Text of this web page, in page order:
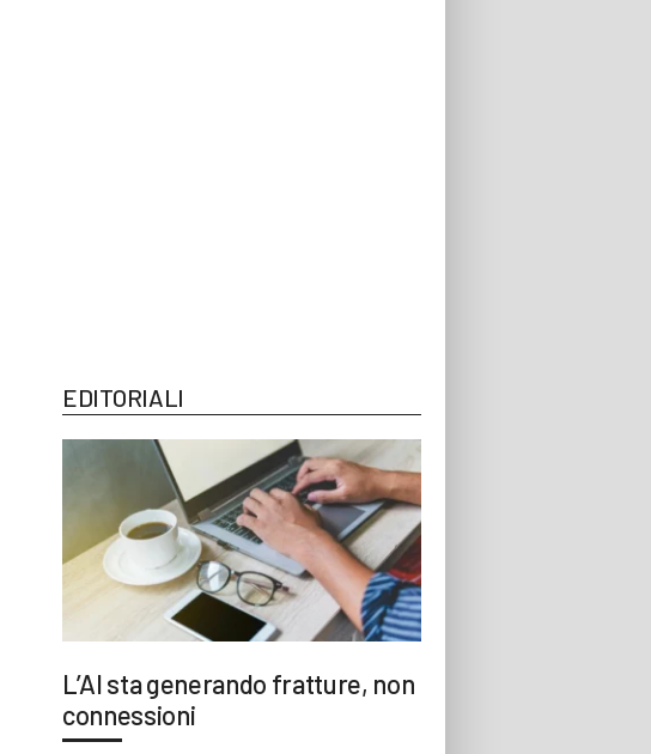
EDITORIALI
L’AI sta generando fratture, non
connessioni